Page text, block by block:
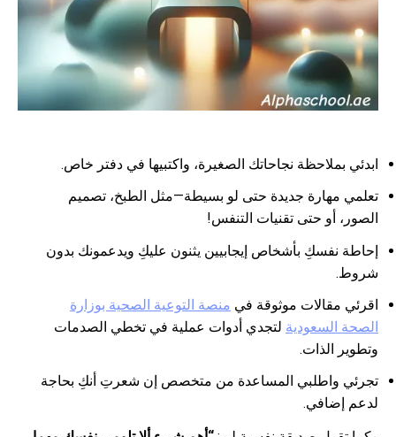
ابدئي بملاحظة نجاحاتك الصغيرة، واكتبيها في دفتر خاص.
تعلمي مهارة جديدة حتى لو بسيطة—مثل الطبخ، تصميم
الصور، أو حتى تقنيات التنفس!
إحاطة نفسكِ بأشخاص إيجابيين يثنون عليكِ ويدعمونك بدون
شروط.
اقرئي مقالات موثوقة في منصة التوعية الصحية بوزارة
الصحة السعودية لتجدي أدوات عملية في تخطي الصدمات
وتطوير الذات.
تجرئي واطلبي المساعدة من متخصص إن شعرتِ أنكِ بحاجة
لدعم إضافي.